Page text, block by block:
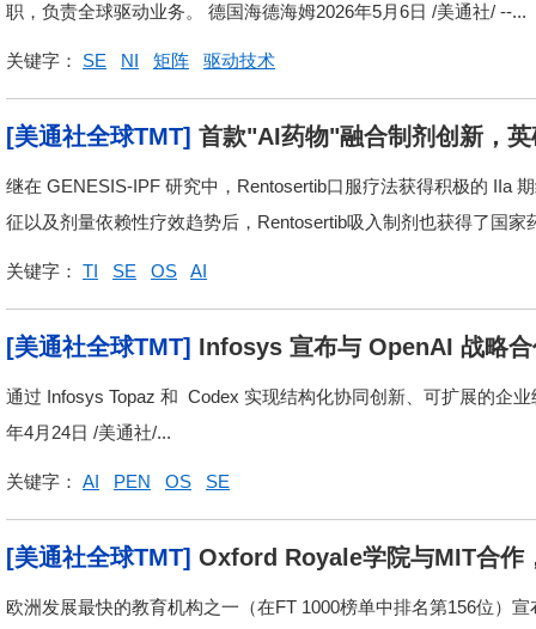
职，负责全球驱动业务。 德国海德海姆2026年5月6日 /美通社/ --...
关键字： SE NI 矩阵 驱动技术
[美通社全球TMT] 首款"AI药物"融合制剂创新，
继在 GENESIS-IPF 研究中，Rentosertib口服疗法获得积极的 IIa
征以及剂量依赖性疗效趋势后，Rentosertib吸入制剂也获得了国家
关键字： TI SE OS AI
[美通社全球TMT] Infosys 宣布与 OpenAI 战略
通过 Infosys Topaz 和 Codex 实现结构化协同创新、可扩展的
年4月24日 /美通社/...
关键字： AI PEN OS SE
[美通社全球TMT] Oxford Royale学院与MIT合作
欧洲发展最快的教育机构之一（在FT 1000榜单中排名第156位）